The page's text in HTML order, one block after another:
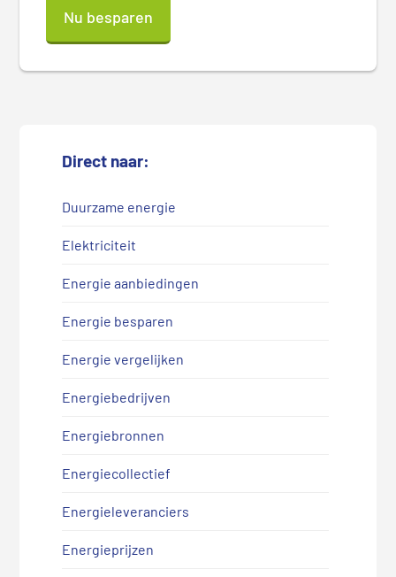
Nu besparen
Direct naar:
Duurzame energie
Elektriciteit
Energie aanbiedingen
Energie besparen
Energie vergelijken
Energiebedrijven
Energiebronnen
Energiecollectief
Energieleveranciers
Energieprijzen